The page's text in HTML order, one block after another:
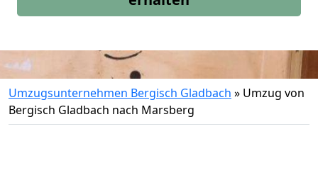
Umzugsunternehmen Bergisch Gladbach » Umzug von
Bergisch Gladbach nach Marsberg